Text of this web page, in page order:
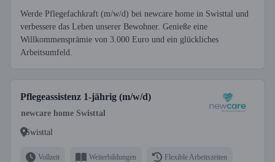
Werde Pflegefachkraft (m/w/d) bei newcare home in Swisttal und
verbessere das Leben unserer Bewohner. Genieße eine
Willkommensprämie von 3.000 Euro und ein glückliches
Arbeitsumfeld.
Pflegeassistenz 1-jährig (m/w/d)
newcare home Swisttal
Swisttal
Vollzeit Weiterbildungen Flexible Arbeitszeiten